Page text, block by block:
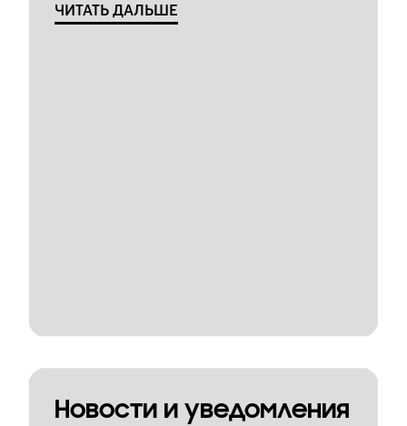
ЧИТАТЬ ДАЛЬШЕ
Новости и уведомления